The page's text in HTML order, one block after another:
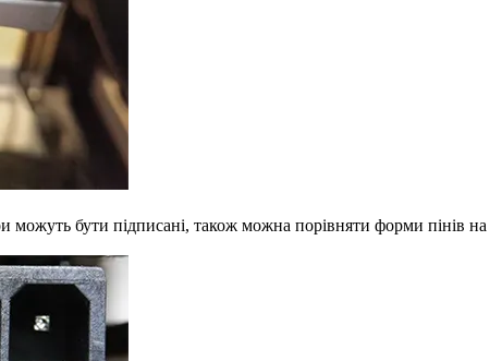
бути підписані, також можна порівняти форми пінів на